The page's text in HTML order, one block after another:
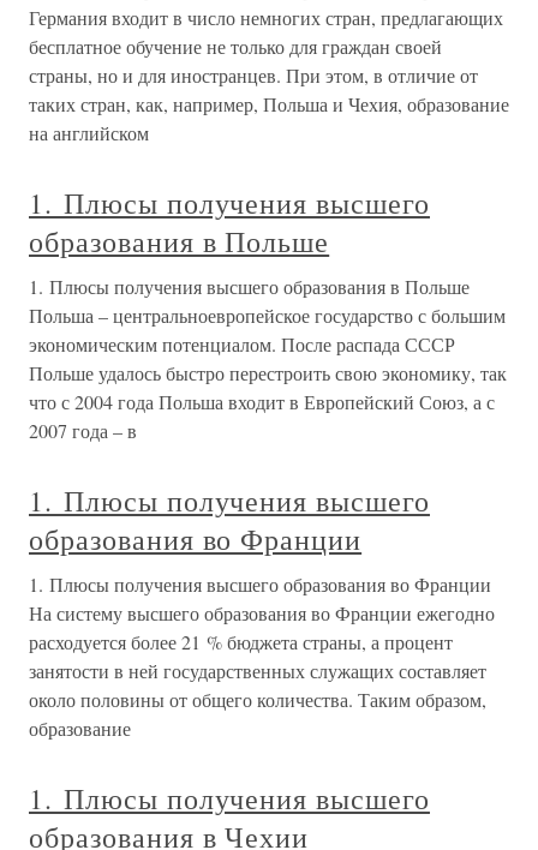
Германия входит в число немногих стран, предлагающих
бесплатное обучение не только для граждан своей
страны, но и для иностранцев. При этом, в отличие от
таких стран, как, например, Польша и Чехия, образование
на английском
1. Плюсы получения высшего
образования в Польше
1. Плюсы получения высшего образования в Польше
Польша – центральноевропейское государство с большим
экономическим потенциалом. После распада СССР
Польше удалось быстро перестроить свою экономику, так
что с 2004 года Польша входит в Европейский Союз, а с
2007 года – в
1. Плюсы получения высшего
образования во Франции
1. Плюсы получения высшего образования во Франции
На систему высшего образования во Франции ежегодно
расходуется более 21 % бюджета страны, а процент
занятости в ней государственных служащих составляет
около половины от общего количества. Таким образом,
образование
1. Плюсы получения высшего
образования в Чехии